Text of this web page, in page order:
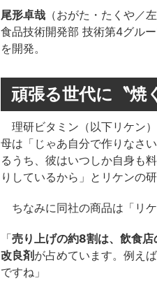
尾形卓哉 （おがた・たくや／左
食品技術開発部 技術第4グル
を開発。
頑張る世代に〝焼
理研ビタミン（以下リケン
母は「じゃあ自分で作りなさ
るうち、彼はいつしか自身も
りしているから」とリケンの
ちなみに同社の商品は「リ
「売り上げの約8割は、飲食
改良剤 が占めています。例え
ですね」